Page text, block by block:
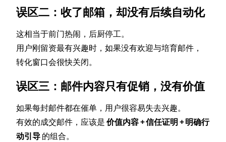
误区二：收了邮箱，却没有后续自动化
这相当于前门热闹，后厨停工。
用户刚留资最有兴趣时，如果没有欢迎与培育邮件，
转化窗口会很快关闭。
误区三：邮件内容只有促销，没有价值
如果每封邮件都在催单，用户很容易失去兴趣。
有效的成交邮件，应该是价值内容 + 信任证明 + 明确行
动引导 的组合。